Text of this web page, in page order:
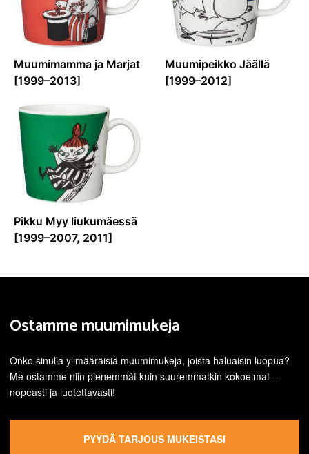
Muumimamma ja Marjat
[1999–2013]
Muumipeikko Jäällä
[1999–2012]
Pikku Myy liukumäessä
[1999–2007, 2011]
Ostamme muumimukeja
Onko sinulla ylimääräisiä muumimukeja, joista haluaisin luopua?
Me ostamme niin pienemmät kuin suuremmatkin kokoelmat –
nopeasti ja luotettavasti!
PYYDÄ TARJOUS MUKEISTASI